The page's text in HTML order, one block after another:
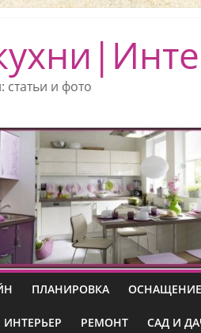
статьи и фото
ПЛАНИРОВКА ОСНАЩЕНИЕ
ИНТЕРЬЕР РЕМОНТ САД И